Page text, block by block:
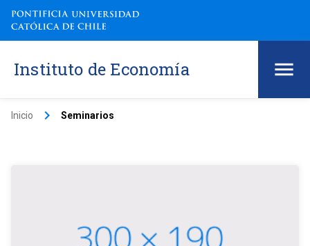
Instituto de Economía
Inicio keyboard_arrow_right Seminarios